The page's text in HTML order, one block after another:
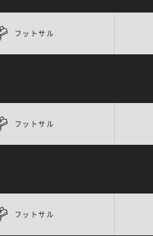
フットサル
フットサル
フットサル